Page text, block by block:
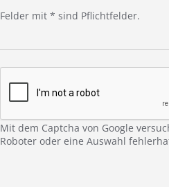
Felder mit * sind Pflichtfelder.
Mit dem Captcha von Google
Roboter oder eine Auswahl